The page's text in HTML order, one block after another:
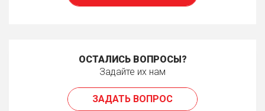
ОСТАЛИСЬ ВОПРОСЫ?
Задайте их нам
ЗАДАТЬ ВОПРОС